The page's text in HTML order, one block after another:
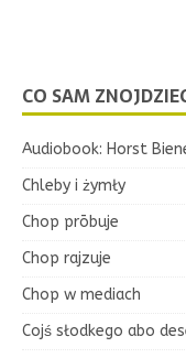
CO SAM
Audiobook: Horst
Chleby i żymły
Chop prōbuje
Chop rajzuje
Chop w mediach
Cojś słodkego abo